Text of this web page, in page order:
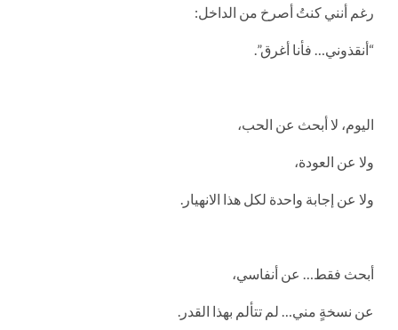
رغم أنني كنتُ أصرخ من الداخل:
“أنقذوني… فأنا أغرق”.
اليوم، لا أبحث عن الحب،
ولا عن العودة،
ولا عن إجابة واحدة لكل هذا الانهيار.
أبحث فقط… عن أنفاسي،
عن نسخةٍ مني… لم تتألم بهذا القدر.